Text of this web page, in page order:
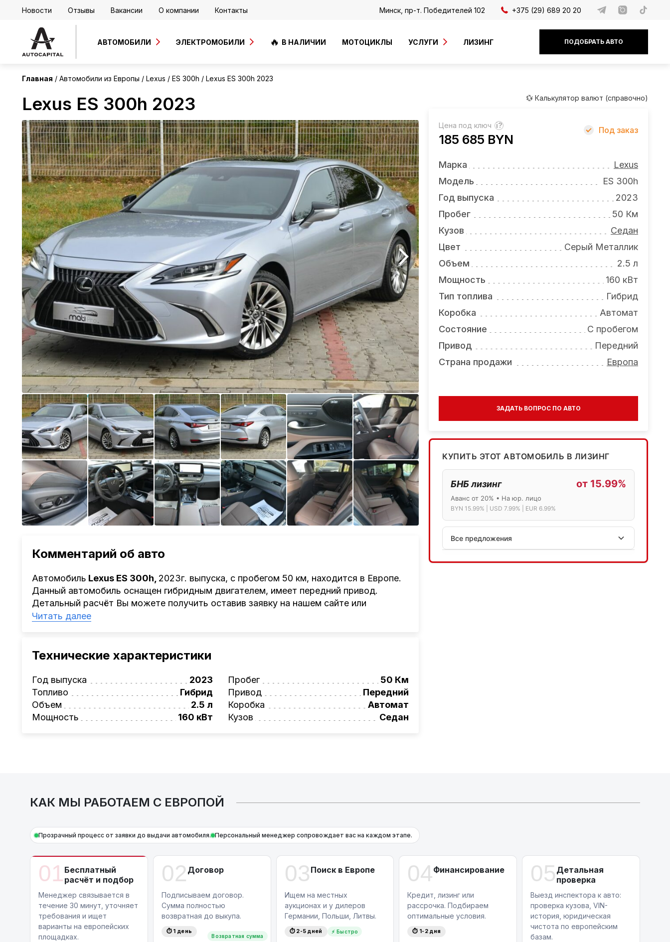
Новости Отзывы Вакансии О компании Контакты Минск, пр-т. Победителей 102 +375 (29) 689 20 20
АВТОМОБИЛИ ЭЛЕКТРОМОБИЛИ В НАЛИЧИИ МОТОЦИКЛЫ УСЛУГИ ЛИЗИНГ ПОДОБРАТЬ АВТО
Главная Автомобили из Европы Lexus ES 300h Lexus ES 300h 2023
Lexus ES 300h 2023
Европа
Комментарий об авто
Автомобиль Lexus ES 300h, 2023г. выпуска, с пробегом 50 км, находится в Европе.
Данный автомобиль оснащен гибридным двигателем, имеет передний привод.
Детальный расчёт Вы можете получить оставив заявку на нашем сайте или
обратиться к ответственному менеджеру.
Мы оказываем полный спектр услуг: поиск авто, подбор авто согласно заявке,
проверка автомобиля, полное документальное сопровождение, помощь при
растаможке. Экономьте свое время и деньги!
Также, для граждан РБ действуетлизинговая программа на НОВЫЕ автомобили.
Условия и подробности можно узнать по номеру:+375 (29) 689-20-20
AutoCapital
– просто доверьте работу профессионалам!
Читать далее
Технические характеристики
Год выпуска
2023
Топливо
Гибрид
Объем
2.5 л
Мощность
160 кВт
Пробег
50 Км
Привод
Передний
Коробка
Автомат
Кузов
Седан
💱 Калькулятор валют (справочно)
Цена под ключ ?
185 685 BYN
Под заказ
Марка
Lexus
Модель
ES 300h
Год выпуска
2023
Пробег
50 Км
Кузов
Седан
Цвет
Серый Металлик
Объем
2.5 л
Мощность
160 кВт
Тип топлива
Гибрид
Коробка
Автомат
Состояние
С пробегом
Привод
Передний
Страна продажи
Европа
ЗАДАТЬ ВОПРОС ПО АВТО
КУПИТЬ ЭТОТ АВТОМОБИЛЬ В ЛИЗИНГ
БНБ лизинг от 15.99%
Аванс от 20% • На юр. лицо
BYN 15.99% | USD 7.99% | EUR 6.99%
Все предложения
АСБ лизинг
КАК МЫ РАБОТАЕМ С ЕВРОПОЙ
Прозрачный процесс от заявки до выдачи автомобиля. Персональный менеджер сопровождает вас на каждом этапе.
01 Бесплатный
расчёт и подбор
Менеджер связывается в
течение 30 минут, уточняет
требования и ищет
варианты на европейских
площадках.
02 Договор
Возвратная сумма
Подписываем договор.
Сумма полностью
возвратная до выкупа.
⏱ 1 день
03 Поиск в Европе
Ищем на местных
аукционах и у дилеров
Германии, Польши, Литвы.
⏱ 2-5 дней ⚡ Быстро
04Финансирование
Кредит, лизинг или
рассрочка. Подбираем
оптимальные условия.
⏱ 1-2 дня
05 Детальная
проверка
Выезд инспектора к авто:
проверка кузова, VIN-
история, юридическая
чистота по европейским
базам.